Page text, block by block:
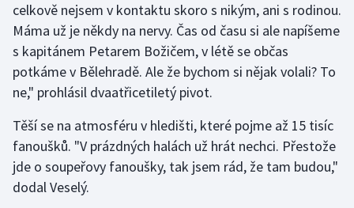
celkově nejsem v kontaktu skoro s nikým, ani s rodinou.
Máma už je někdy na nervy. Čas od času si ale napíšeme
s kapitánem Petarem Božičem, v létě se občas
potkáme v Bělehradě. Ale že bychom si nějak volali? To
ne," prohlásil dvaatřicetiletý pivot.
Těší se na atmosféru v hledišti, které pojme až 15 tisíc
fanoušků. "V prázdných halách už hrát nechci. Přestože
jde o soupeřovy fanoušky, tak jsem rád, že tam budou,"
dodal Veselý.